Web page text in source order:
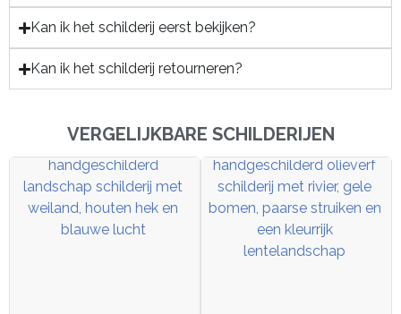
Kan ik het schilderij eerst bekijken?
Kan ik het schilderij retourneren?
VERGELIJKBARE SCHILDERIJEN